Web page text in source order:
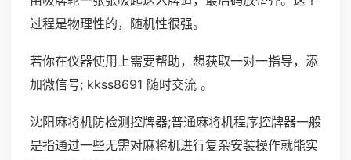
过程是物理性的，随机性很强。
若你在仪器使用上需要帮助，想获取一对一指导，添
加微信号; kkss8691 随时交流 。
沈阳麻将机防检测控牌器;普通麻将机程序控牌器一般
是指通过一些无需对麻将机进行复杂安装操作就能实